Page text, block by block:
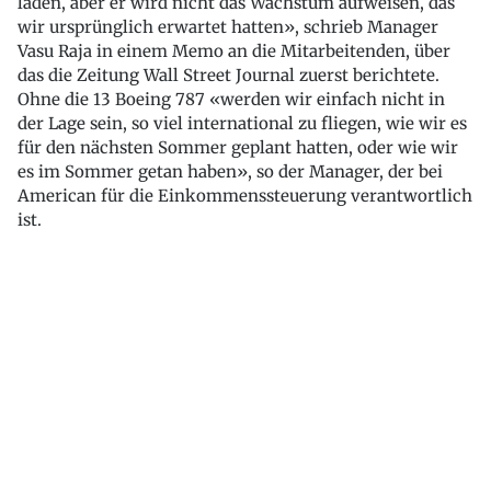
wir ursprünglich erwartet hatten», schrieb Manager
Vasu Raja in einem Memo an die Mitarbeitenden, über
das die Zeitung Wall Street Journal zuerst berichtete.
Ohne die 13 Boeing 787 «werden wir einfach nicht in
der Lage sein, so viel international zu fliegen, wie wir es
für den nächsten Sommer geplant hatten, oder wie wir
es im Sommer getan haben», so der Manager, der bei
American für die Einkommenssteuerung verantwortlich
ist.